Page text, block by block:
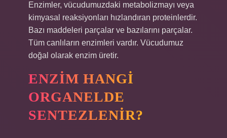
Enzimler, vücudumuzdaki metabolizmayı veya
kimyasal reaksiyonları hızlandıran proteinlerdir.
Bazı maddeleri parçalar ve bazılarını parçalar.
Tüm canlıların enzimleri vardır. Vücudumuz
doğal olarak enzim üretir.
ENZIM HANGI
ORGANELDE
SENTEZLENIR?